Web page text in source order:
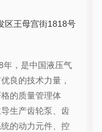
区王母宫街1818号
年，是中国液压气
良的技术力量，
的质量管理体
生产齿轮泵、齿
的动力元件、控